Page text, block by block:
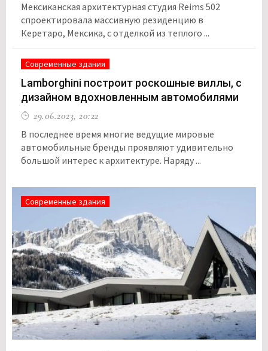
Мексиканская архитектурная студия Reims 502
спроектировала массивную резиденцию в
Керетаро, Мексика, с отделкой из теплого ...
Современные здания
Lamborghini построит роскошные виллы, с
дизайном вдохновленным автомобилями
29.06.2023, 20:22
В последнее время многие ведущие мировые
автомобильные бренды проявляют удивительно
большой интерес к архитектуре. Наряду ...
Современные здания